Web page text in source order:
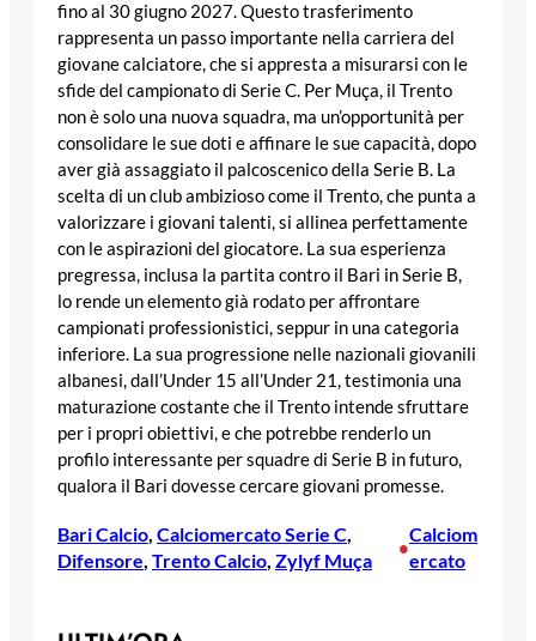
fino al 30 giugno 2027. Questo trasferimento
rappresenta un passo importante nella carriera del
giovane calciatore, che si appresta a misurarsi con le
sfide del campionato di Serie C. Per Muça, il Trento
non è solo una nuova squadra, ma un’opportunità per
consolidare le sue doti e affinare le sue capacità, dopo
aver già assaggiato il palcoscenico della Serie B. La
scelta di un club ambizioso come il Trento, che punta a
valorizzare i giovani talenti, si allinea perfettamente
con le aspirazioni del giocatore. La sua esperienza
pregressa, inclusa la partita contro il Bari in Serie B,
lo rende un elemento già rodato per affrontare
campionati professionistici, seppur in una categoria
inferiore. La sua progressione nelle nazionali giovanili
albanesi, dall’Under 15 all’Under 21, testimonia una
maturazione costante che il Trento intende sfruttare
per i propri obiettivi, e che potrebbe renderlo un
profilo interessante per squadre di Serie B in futuro,
qualora il Bari dovesse cercare giovani promesse.
Bari Calcio, Calciomercato Serie C
Difensore, Trento Calcio, Zylyf Muça
•
Calciom
ercato